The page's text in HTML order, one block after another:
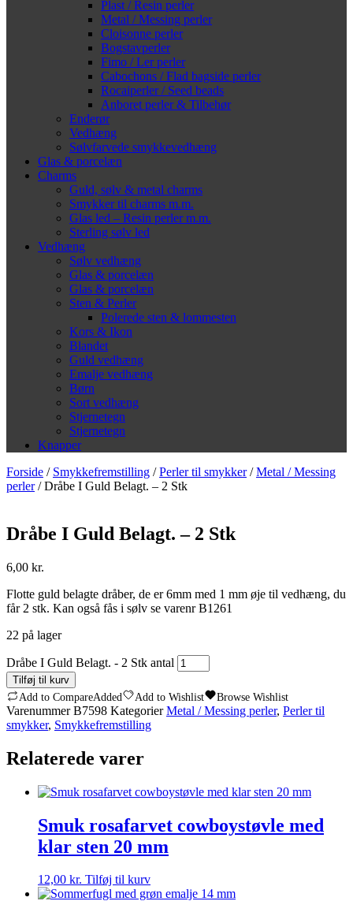
Plast / Resin perler
Metal / Messing perler
Cloisonne perler
Bogstavperler
Fimo / Ler perler
Cabochons / Flad bagside perler
Rocaiperler / Seed beads
Anboret perler & Tilbehør
Enderør
Vedhæng
Sølvfarvede smykkevedhæng
Glas & porcelæn
Charms
Guld, sølv & metal charms
Smykker til charms m.m.
Glas led – Resin perler m.m.
Sterling sølv led
Vedhæng
Sølv vedhæng
Glas & porcelæn
Glas & porcelæn
Sten & Perler
Polerede sten & lommesten
Kors & Ikon
Blandet
Guld vedhæng
Emalje vedhæng
Børn
Sort vedhæng
Stjernetegn
Stjernetegn
Knapper
Forside / Smykkefremstilling /Perler til smykker/Metal / Messing
perler/ Dråbe I Guld Belagt. – 2 Stk
Dråbe I Guld Belagt. – 2 Stk
6,00 kr.
Flotte guld belagte dråber, de er 6mm med 1 mm øje til vedhæng, du
får 2 stk. Kan også fås i sølv se varenr B1261
22 på lager
Dråbe I Guld Belagt. - 2 Stk antal
Tilføj til kurv
Add to CompareAdded Add to Wishlist Browse Wishlist
VarenummerB7598 Kategorier Metal / Messing perler, Perler til
smykker, Smykkefremstilling
Relaterede varer
Smuk rosafarvet cowboystøvle med
klar sten 20 mm
12,00 kr. Tilføj til kurv